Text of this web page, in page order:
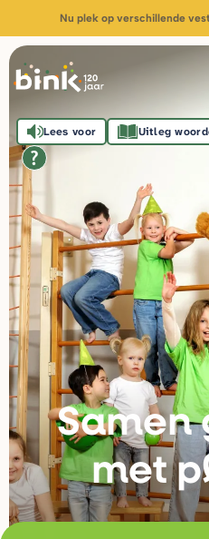
Nu plek op verschillende
Samen
met
Lees voor Uitleg